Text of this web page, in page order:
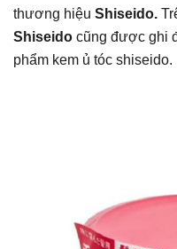
thương hiệu Shiseido.
Shiseido cũng được ghi
phẩm kem ủ tóc shiseido.